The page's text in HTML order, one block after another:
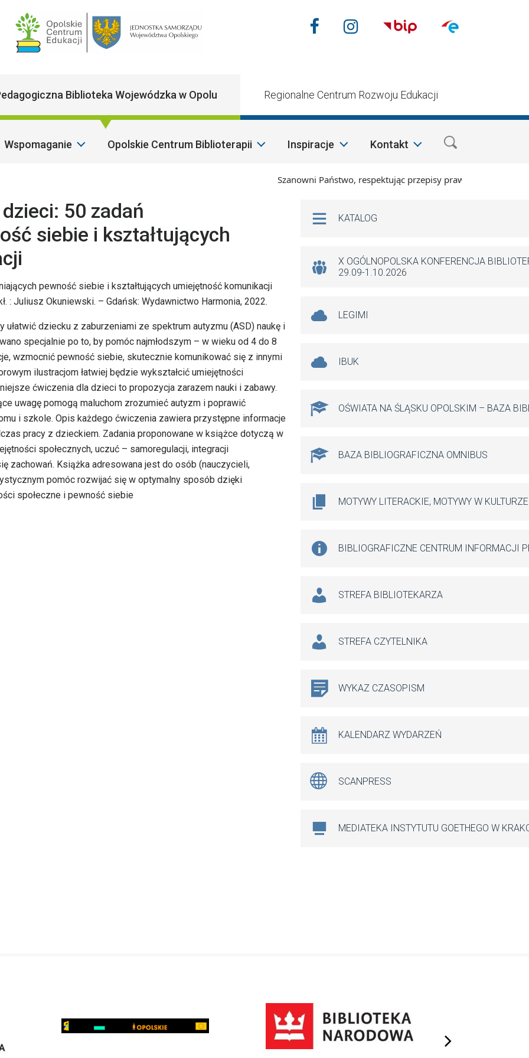
Main Navigation
Nasze media
FacebookInstagram
Biblioteka Wojewódzka w Opolu Regionalne Centrum Rozwoju Edukacji
Wspomaganie Opolskie Centrum Biblioterapii Inspiracje Kontakt
Szanowni Państwo, respektując przepisy prawa i mając na
50 zadań
siebie i kształtujących
pewność siebie i kształtujących umiejętność komunikacji
: Juliusz Okuniewski. – Gdańsk: Wydawnictwo Harmonia, 2022.
dziecku z zaburzeniami ze spektrum autyzmu (ASD) naukę i
specjalnie po to, by pomóc najmłodszym – w wieku od 4 do 8
wzmocnić pewność siebie, skutecznie komunikować się z innymi
ilustracjom łatwiej będzie wykształcić umiejętności
ćwiczenia dla dzieci to propozycja zarazem nauki i zabawy.
uwagę pomogą maluchom zrozumieć autyzm i poprawić
i szkole. Opis każdego ćwiczenia zawiera przystępne informacje
pracy z dzieckiem. Zadania proponowane w książce dotyczą w
społecznych, uczuć – samoregulacji, integracji
zachowań. Książka adresowana jest do osób (nauczycieli,
pomóc rozwijać się w optymalny sposób dzięki
społeczne i pewność siebie
Na skróty
KATALOG
X OGÓLNOPOLSKA KONFERENCJA
29.09-1.10.2026
LEGIMI
IBUK
OŚWIATA NA ŚLĄSKU OPOLSKIM – BAZA
BAZA BIBLIOGRAFICZNA OMNIBUS
MOTYWY LITERACKIE, MOTYWY W KULTURZE
BIBLIOGRAFICZNE CENTRUM INFORMACJI
STREFA BIBLIOTEKARZA
STREFA CZYTELNIKA
WYKAZ CZASOPISM
KALENDARZ WYDARZEŃ
SCANPRESS
MEDIATEKA INSTYTUTU GOETHEGO W
next